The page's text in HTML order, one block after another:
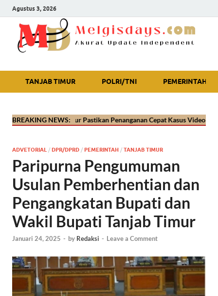
Agustus 3, 2026
Akurat Update Independent
TANJAB TIMUR POLRI/TNI PEMERINTAH
BREAKING NEWS:
Tanjab Timur Pastikan Penanganan Cepat Kasus Video Viral Oknum
ADVETORIAL / DPR/DPRD / PEMERINTAH / TANJAB TIMUR
Paripurna Pengumuman
Usulan Pemberhentian dan
Pengangkatan Bupati dan
Wakil Bupati Tanjab Timur
Januari 24, 2025 - by Redaksi - Leave a Comment